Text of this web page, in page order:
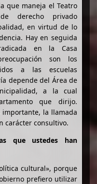
que maneja el Teatro
derecho privado
en virtud de lo
Hay en seguida
en la Casa
son los
a las escuelas
depende del Área de
a la cual
que dirijo.
la llamada
carácter consultivo.
que ustedes han
cultural», porque
prefiero utilizar